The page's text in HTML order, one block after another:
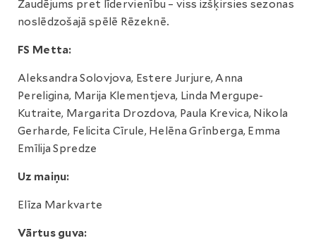
Zaudējums pret līdervienību – viss izšķirsies sezonas
noslēdzošajā spēlē Rēzeknē.
FS Metta:
Aleksandra Solovjova, Estere Jurjure, Anna
Pereligina, Marija Klementjeva, Linda Mergupe-
Kutraite, Margarita Drozdova, Paula Krevica, Nikola
Gerharde, Felicita Cīrule, Helēna Grīnberga, Emma
Emīlija Spredze
Uz maiņu:
Elīza Markvarte
Vārtus guva: